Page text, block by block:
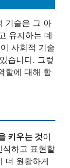
기술은 그 아
유지하는 데
사회적 기술
습니다. 그렇
할에 대해 함
키우는 것이
식하고 표현할
더 원활하게